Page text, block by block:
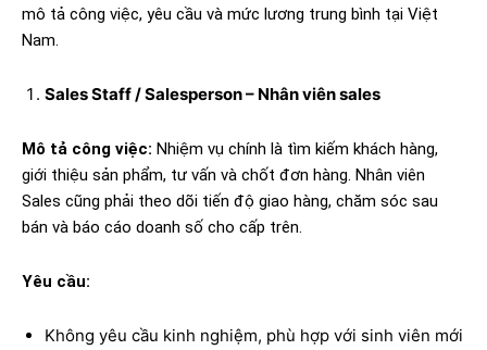
mô tả công việc, yêu cầu và mức lương trung bình tại Việt
Nam.
Sales Staff / Salesperson – Nhân viên sales
Mô tả công việc: Nhiệm vụ chính là tìm kiếm khách hàng,
giới thiệu sản phẩm, tư vấn và chốt đơn hàng. Nhân viên
Sales cũng phải theo dõi tiến độ giao hàng, chăm sóc sau
bán và báo cáo doanh số cho cấp trên.
Yêu cầu:
Không yêu cầu kinh nghiệm, phù hợp với sinh viên mới